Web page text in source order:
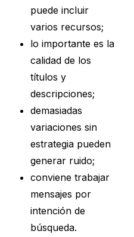
puede incluir
varios recursos;
lo importante es la
calidad de los
títulos y
descripciones;
demasiadas
variaciones sin
estrategia pueden
generar ruido;
conviene trabajar
mensajes por
intención de
búsqueda.